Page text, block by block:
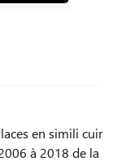
en simili cuir
à 2018 de la